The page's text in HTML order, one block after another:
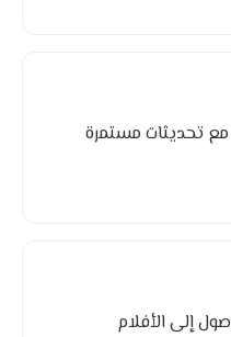
تحديثات مستمرة
إلى الأفلام